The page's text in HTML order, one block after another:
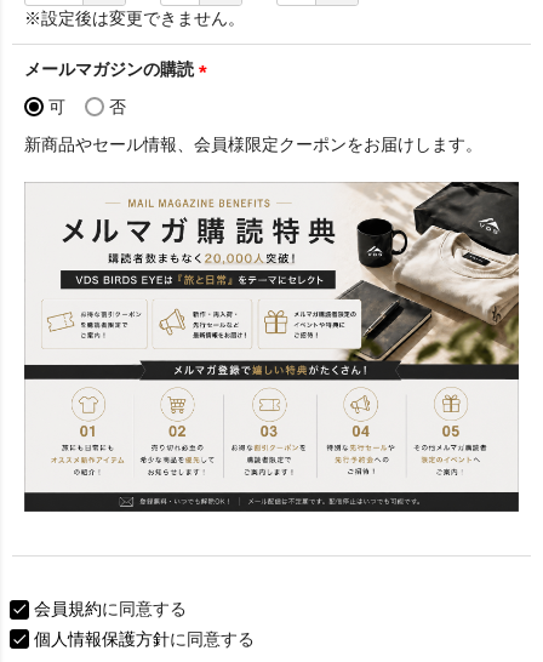
必
須
)
※設定後は変更できません。
メールマガジンの購読
須
可
否
新商品やセール情報、会員様限定クーポンをお届けします。
会員規約に同意する
個人情報保護方針に同意する